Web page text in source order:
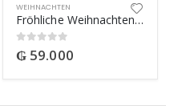
WEIHNACHTEN
Fröhliche Weihnachten – Fensterbilder für Klein und Groß
0out of 5
₲ 59.000